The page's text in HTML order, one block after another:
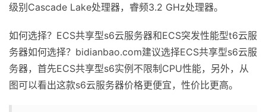
级别Cascade Lake处理器，睿频3.2 GHz处理器。
如何选择？ECS共享型s6云服务器和ECS突发性能型t6云服
务器如何选择？bidianbao.com建议选择ECS共享型s6云服
务器，首先ECS共享型s6实例不限制CPU性能，另外，从
图可以看出这款s6云服务器价格更便宜，性价比更高。